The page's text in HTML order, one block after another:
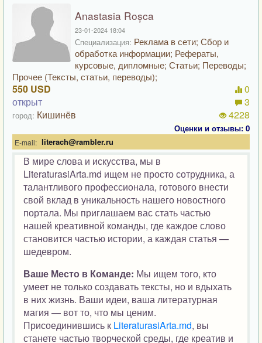
Anastasia Roșca
23-01-2024 18:04
Специализация: Реклама в сети; Сбор и
обработка информации; Рефераты,
курсовые, дипломные; Статьи; Переводы;
Прочее (Тексты, статьи, переводы);
550 USD
открыт
город: Кишинёв
0
3
4228
Оценки и отзывы: 0
E-mail: literach@rambler.ru
В мире слова и искусства, мы в
LiteraturasiArta.md ищем не просто сотрудника, а
талантливого профессионала, готового внести
свой вклад в уникальность нашего новостного
портала. Мы приглашаем вас стать частью
нашей креативной команды, где каждое слово
становится частью истории, а каждая статья —
шедевром.
Ваше Место в Команде: Мы ищем того, кто
умеет не только создавать тексты, но и вдыхать
в них жизнь. Ваши идеи, ваша литературная
магия — вот то, что мы ценим.
Присоединившись к LiteraturasiArta.md, вы
станете частью творческой среды, где креатив и